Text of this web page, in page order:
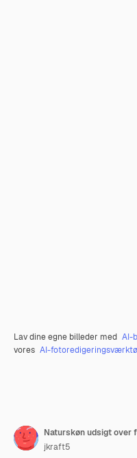
Lav dine egne billeder med AI-
vores AI-
Naturskøn udsigt over
jkraft5